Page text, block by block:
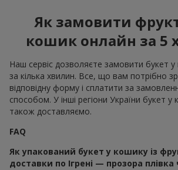
Як замовити
кошик онлайн за 5
Наш сервіс дозволяєте замовити букет у
за кілька хвилин. Все, що вам потрібно
відповідну форму і сплатити за
способом. У інші регіони України букет у
також доставляємо.
FAQ
Як упакований букет у кошику із
доставки по Ігрені — прозора плівка